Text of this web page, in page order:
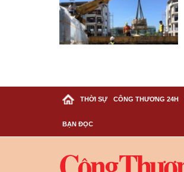
THỜI SỰ CÔNG THƯƠNG 24H
BẠN ĐỌC